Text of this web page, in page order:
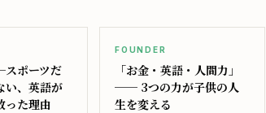
ポーツだ
い、英語が
った理由
FOUNDER
「お金・英語・人間力」
── 3つの力が子供の人
生を変える